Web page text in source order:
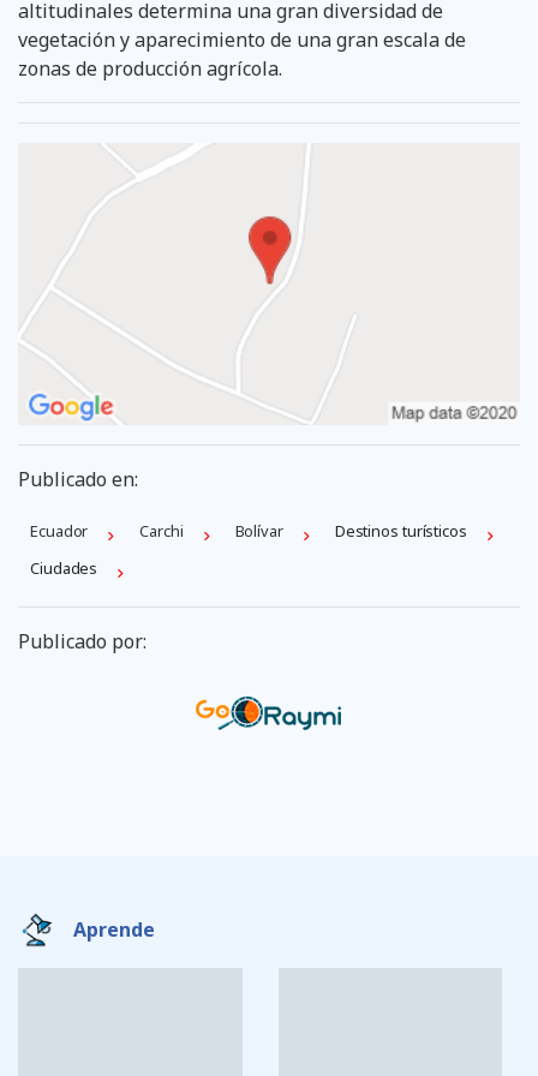
altitudinales determina una gran diversidad de
vegetación y aparecimiento de una gran escala de
zonas de producción agrícola.
Publicado en:
Ecuador Carchi Bolívar
Destinos turísticos
Ciudades
Publicado por:
Aprende